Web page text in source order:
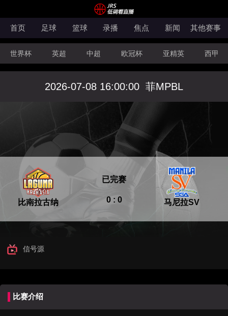
首页 足球 篮球 录播 焦点 新闻 其他赛事
世界杯 英超 中超 欧冠杯 亚精英 西甲
韩K联 法甲 科索沃超 意甲 世亚预 中甲
法罗超 日职联 NBA CBA
2026-07-08 16:00:00 菲MPBL
比南拉古纳 0 : 0
已完赛
马尼拉SV
信号源
比赛介绍